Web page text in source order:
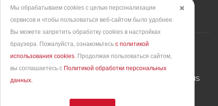
– интернет-агентство BREVIS
✖️
Мы обрабатываем cookies с целью персонализации
сервисов и чтобы пользоваться веб-сайтом было удобнее.
Вы можете запретить обработку сookies в настройках
браузера. Пожалуйста, ознакомьтесь с политикой
использования cookies. Продолжая пользоваться сайтом,
вы соглашаетесь с Политикой обработки персональных
данных.